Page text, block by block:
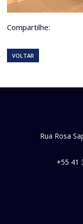
Compartilhe:
VOLTAR
Rua Rosa
+55 41